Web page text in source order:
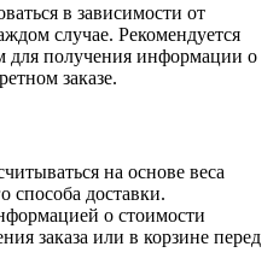
в зависимости от
случае. Рекомендуется
для получения информации о
заказе.
на основе веса
способа доставки.
о стоимости
заказа или в корзине перед